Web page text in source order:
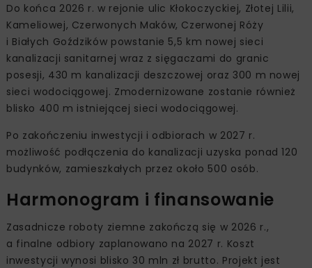
Do końca 2026 r. w rejonie ulic Kłokoczyckiej, Złotej Lilii,
Kameliowej, Czerwonych Maków, Czerwonej Róży
i Białych Goździków powstanie 5,5 km nowej sieci
kanalizacji sanitarnej wraz z sięgaczami do granic
posesji, 430 m kanalizacji deszczowej oraz 300 m nowej
sieci wodociągowej. Zmodernizowane zostanie również
blisko 400 m istniejącej sieci wodociągowej.
Po zakończeniu inwestycji i odbiorach w 2027 r.
możliwość podłączenia do kanalizacji uzyska ponad 120
budynków, zamieszkałych przez około 500 osób.
Harmonogram i finansowanie
Zasadnicze roboty ziemne zakończą się w 2026 r.,
a finalne odbiory zaplanowano na 2027 r. Koszt
inwestycji wynosi blisko 30 mln zł brutto. Projekt jest